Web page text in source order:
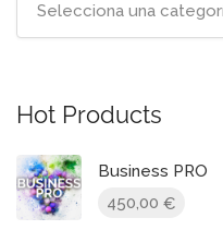
Selecciona una
Hot Products
Business PRO
450,00 €